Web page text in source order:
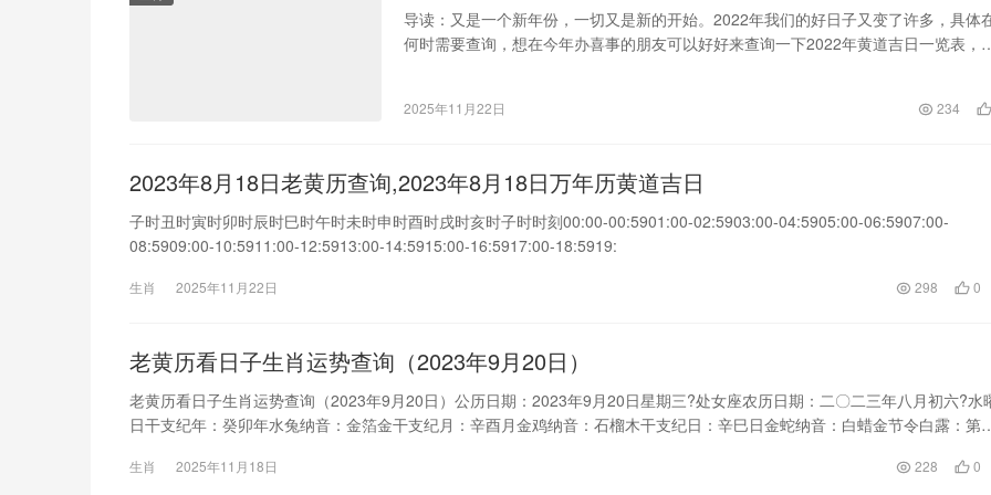
导读：又是一个新年份，一切又是新的开始。2022年我们的好日子又变了许多，具体
何时需要查询，想在今年办喜事的朋友可以好好来查询一下2022年黄道吉日一览表，
子)煞北公历2022年1月14日农历2021年腊月十二星期五
2025年11月22日 234
2023年8月18日老黄历查询,2023年8月18日万年历黄道吉日
子时丑时寅时卯时辰时巳时午时未时申时酉时戌时亥时子时时刻00:00-00:5901:00-02:5903:00-04:5905:00-06:5907:00-
08:5909:00-10:5911:00-12:5913:00-14:5915:00-16:5917:00-18:5919:
生肖 2025年11月22日 298 0
老黄历看日子生肖运势查询（2023年9月20日）
老黄历看日子生肖运势查询（2023年9月20日）公历日期：2023年9月20日星期三?处女座农历日期：二〇二三年八月初六?水
日干支纪年：癸卯年水兔纳音：金箔金干支纪月：辛酉月金鸡纳音：石榴木干支纪日：辛巳日金蛇纳音：白蜡金节令白露：第
20日）廿四节气当前位于：2023
生肖 2025年11月18日 228 0